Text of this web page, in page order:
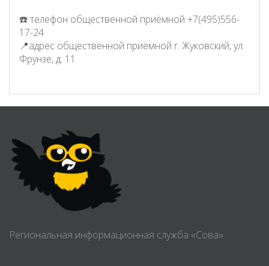
☎️ телефон общественной приёмной +7(495)556-
17-24
📍адрес общественной приёмной г. Жуковский, ул.
Фрунзе, д. 11
Региональная информационная служба «Сова»